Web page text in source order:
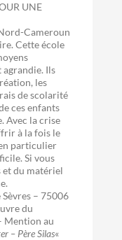
UNE
Cameroun
Cette école
agrandie. Ils
les
de scolarité
ces enfants
Avec la crise
à la fois le
particulier
Si vous
et du matériel
– 75006
du
Mention au
– Père Silas«